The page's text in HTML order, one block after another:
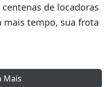
de locadoras
mais tempo, sua frota
Mais